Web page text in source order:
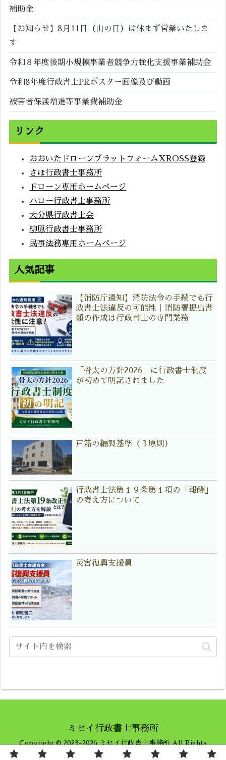
補助金
【お知らせ】8月11日（山の日）は休まず営業いたしま
す
令和８年度後期小規模事業者競争力強化支援事業補助金
令和8年度行政書士PRポスター画像及び動画
被害者保護増進等事業費補助金
リンク
おおいたドローンプラットフォームXROSS登録
さほ行政書士事務所
ドローン専用ホームページ
ハロー行政書士事務所
大分県行政書士会
柳原行政書士事務所
民事法務専用ホームページ
人気記事
【消防庁通知】消防法令の手続でも行
政書士法違反の可能性｜消防署提出書
類の作成は行政書士の専門業務
「骨太の方針2026」に行政書士制度
が初めて明記されました
戸籍の編製基準（３原則）
行政書士法第１９条第１項の「報酬」
の考え方について
災害復興支援員
ミセイ行政書士事務所
Copyright © 2023-2026 ミセイ行政書士事務所 All Rights
Reserved.